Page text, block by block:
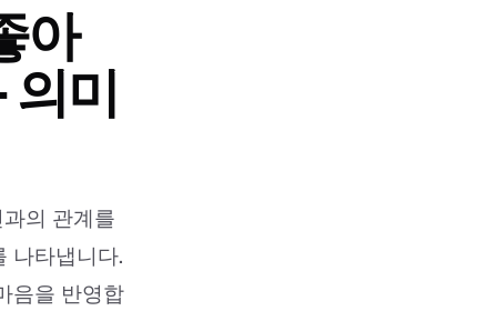
아
의미
의 관계를
나타냅니다.
음을 반영합